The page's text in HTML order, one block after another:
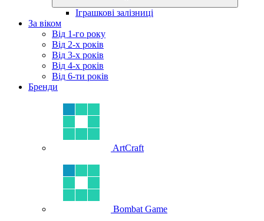
Іграшкові залізниці
За віком
Від 1-го року
Від 2-х років
Від 3-х років
Від 4-х років
Від 6-ти років
Бренди
ArtCraft
Bombat Game